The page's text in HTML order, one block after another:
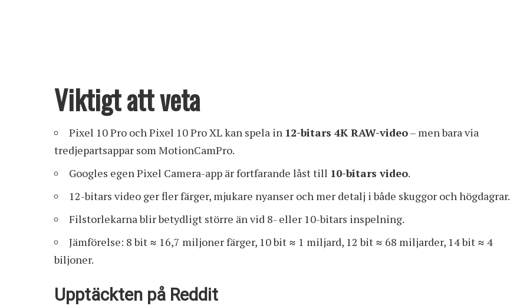
Viktigt att veta
Pixel 10 Pro och Pixel 10 Pro XL kan spela in 12-bitars 4K RAW-video– men bara via
tredjepartsappar som MotionCamPro.
Googles egen Pixel Camera-app är fortfarande låst till 10-bitars video.
12-bitars video ger fler färger, mjukare nyanser och mer detalj i både skuggor och högdagrar.
Filstorlekarna blir betydligt större än vid 8- eller 10-bitars inspelning.
Jämförelse: 8 bit ≈ 16,7 miljoner färger, 10 bit ≈ 1 miljard, 12 bit ≈ 68 miljarder, 14 bit ≈ 4
biljoner.
Upptäckten på Reddit